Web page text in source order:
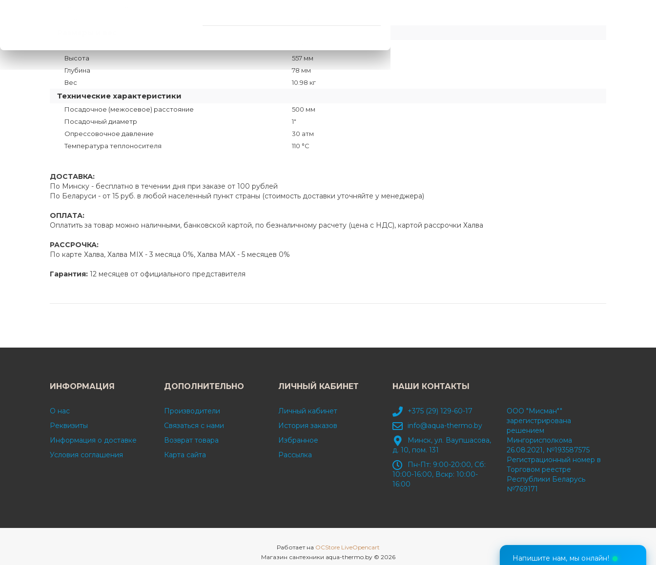
Высота
557 мм
Глубина
78 мм
Вес
10.98 кг
Технические характеристики
Посадочное (межосевое) расстояние
500 мм
Посадочный диаметр
1"
Опрессовочное давление
30 атм
Температура теплоносителя
110 °C
ДОСТАВКА:
По Минску - бесплатно в течении дня при заказе от 100 рублей
По Беларуси - от 15 руб. в любой населенный пункт страны (стоимость доставки уточняйте у менеджера)
ОПЛАТА:
Оплатить за товар можно наличными, банковской картой, по безналичному расчету (цена с НДС), картой рассрочки Халва
РАССРОЧКА:
По карте Халва, Халва MIX - 3 месяца 0%, Халва MAX - 5 месяцев 0%
Гарантия: 12 месяцев от официального представителя
ИНФОРМАЦИЯ
О нас
Реквизиты
Информация о доставке
Условия соглашения
ДОПОЛНИТЕЛЬНО
Производители
Связаться с нами
Возврат товара
Карта сайта
ЛИЧНЫЙ КАБИНЕТ
Личный кабинет
История заказов
Избранное
Рассылка
НАШИ КОНТАКТЫ
+375 (29) 129-60-17
info@aqua-thermo.by
Минск, ул. Ваупшасова,
д. 10, пом. 131
Пн-Пт: 9:00-20:00, Сб:
10:00-16:00, Вскр: 10:00-
16:00
ООО "Мисман""
зарегистрирована
решением
Мингорисполкома
26.08.2021, №193587575
Регистрационный номер в
Торговом реестре
Республики Беларусь
№769171
Работает на OCStore LiveOpencart
Магазин сантехники aqua-thermo.by © 2026
Напишите нам, мы онлайн!